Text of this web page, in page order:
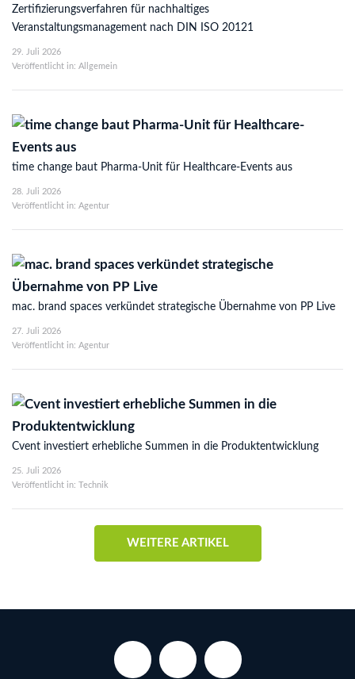
Zertifizierungsverfahren für nachhaltiges
Veranstaltungsmanagement nach DIN ISO 20121
29. Juli 2026
Veröffentlicht in: Allgemein
time change baut Pharma-Unit für Healthcare-Events aus
28. Juli 2026
Veröffentlicht in: Agentur
mac. brand spaces verkündet strategische Übernahme von PP Live
27. Juli 2026
Veröffentlicht in: Agentur
Cvent investiert erhebliche Summen in die Produktentwicklung
25. Juli 2026
Veröffentlicht in: Technik
WEITERE ARTIKEL